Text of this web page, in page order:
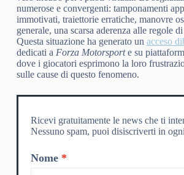
numerose e convergenti: tamponamenti
immotivati, traiettorie erratiche, manovre
generale, una scarsa aderenza alle regole
Questa situazione ha generato un acceso
dedicati a Forza Motorsporte su
dove i giocatori esprimono la loro
sulle cause di questo fenomeno.
Ricevi gratuitamente le news che ti
Nessuno spam, puoi disiscriverti in
Nome